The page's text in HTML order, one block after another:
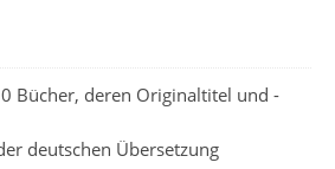
Bücher, deren Originaltitel und -
deutschen Übersetzung